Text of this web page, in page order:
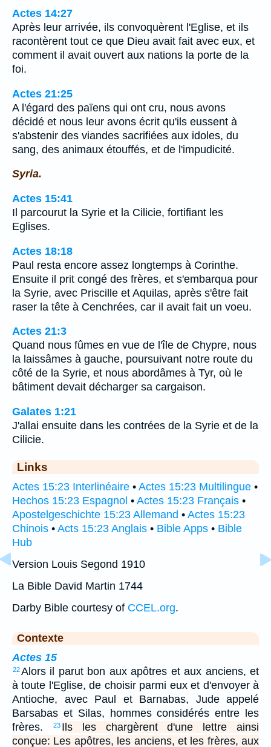
Actes 14:27
Après leur arrivée, ils convoquèrent l'Eglise, et ils
racontèrent tout ce que Dieu avait fait avec eux, et
comment il avait ouvert aux nations la porte de la
foi.
Actes 21:25
A l'égard des païens qui ont cru, nous avons
décidé et nous leur avons écrit qu'ils eussent à
s'abstenir des viandes sacrifiées aux idoles, du
sang, des animaux étouffés, et de l'impudicité.
Syria.
Actes 15:41
Il parcourut la Syrie et la Cilicie, fortifiant les
Eglises.
Actes 18:18
Paul resta encore assez longtemps à Corinthe.
Ensuite il prit congé des frères, et s'embarqua pour
la Syrie, avec Priscille et Aquilas, après s'être fait
raser la tête à Cenchrées, car il avait fait un voeu.
Actes 21:3
Quand nous fûmes en vue de l'île de Chypre, nous
la laissâmes à gauche, poursuivant notre route du
côté de la Syrie, et nous abordâmes à Tyr, où le
bâtiment devait décharger sa cargaison.
Galates 1:21
J'allai ensuite dans les contrées de la Syrie et de la
Cilicie.
Links
Actes 15:23 Interlinéaire • Actes 15:23 Multilingue •
Hechos 15:23 Espagnol • Actes 15:23 Français •
Apostelgeschichte 15:23 Allemand • Actes 15:23
Chinois • Acts 15:23 Anglais • Bible Apps • Bible
Hub
Version Louis Segond 1910
La Bible David Martin 1744
Darby Bible courtesy of CCEL.org.
Contexte
Actes 15
22Alors il parut bon aux apôtres et aux anciens, et
à toute l'Eglise, de choisir parmi eux et d'envoyer à
Antioche, avec Paul et Barnabas, Jude appelé
Barsabas et Silas, hommes considérés entre les
frères.
23 Ils les chargèrent d'une lettre ainsi
conçue: Les apôtres, les anciens, et les frères, aux